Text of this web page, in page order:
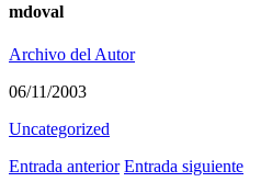
mdoval
Archivo del Autor
06/11/2003
Uncategorized
Entrada anterior Entrada siguiente